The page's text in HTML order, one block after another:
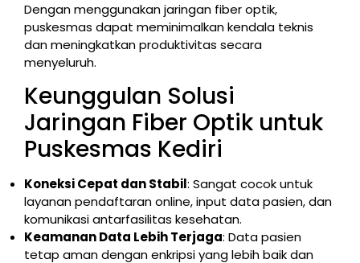
Dengan menggunakan jaringan fiber optik,
puskesmas dapat meminimalkan kendala teknis
dan meningkatkan produktivitas secara
menyeluruh.
Keunggulan Solusi
Jaringan Fiber Optik untuk
Puskesmas Kediri
Koneksi Cepat dan Stabil: Sangat cocok untuk
layanan pendaftaran online, input data pasien, dan
komunikasi antarfasilitas kesehatan.
Keamanan Data Lebih Terjaga: Data pasien
tetap aman dengan enkripsi yang lebih baik dan